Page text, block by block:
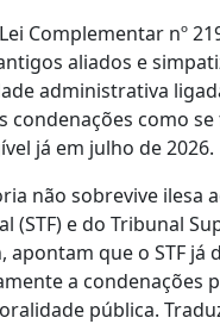
Complementar nº
aliados e
administrativa
condenações como
já em julho de 2026.
não sobrevive
(STF) e do Tribunal
que o STF
a condenações
pública.